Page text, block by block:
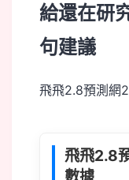
給還在研
句建議
飛飛2.8預測網2
飛飛2.8